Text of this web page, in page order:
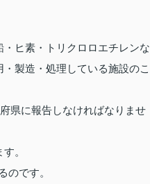
ヒ素・トリクロロエチレンな
製造・処理している施設のこ
県に報告しなければなりませ
。
のです。